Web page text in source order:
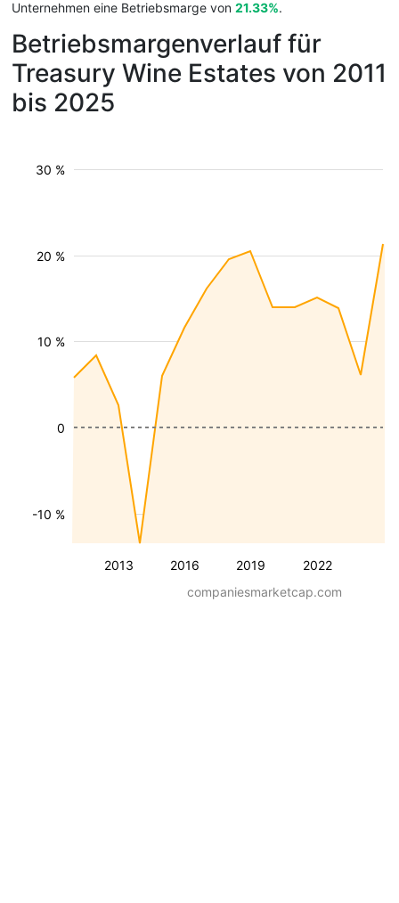
Unternehmen eine Betriebsmarge von 21.33%.
Betriebsmargenverlauf für
Treasury Wine Estates von 2011
bis 2025
2013 2016 2019 2022
-10 %
10 %
20 %
30 %
0
companiesmarketcap.com